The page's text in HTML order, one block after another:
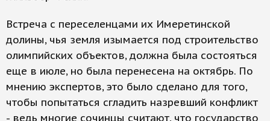
Встреча с переселенцами их Имеретинской
долины, чья земля изымается под строительство
олимпийских объектов, должна была состояться
еще в июле, но была перенесена на октябрь. По
мнению экспертов, это было сделано для того,
чтобы попытаться сгладить назревший конфликт
- ведь многие сочинцы считают, что государство